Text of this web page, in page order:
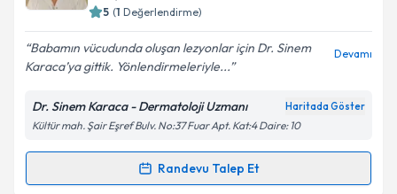
Kişisel verilerimin işlenmesine ilişkin
Aydınlatma
Metni'ni okudum ve kişisel verilerimin belirtilen
kapsamda işlenmesini kabul ediyorum.
5 (1 Değerlendirme)
Babamın vücudunda oluşan lezyonlar için Dr. Sinem
Karaca’ya gittik. Yönlendirmeleriyle...
Devamı
Dr. Sinem Karaca - Dermatoloji Uzmanı Haritada Göster
Kültür mah. Şair Eşref Bulv. No:37 Fuar Apt. Kat:4 Daire: 10
Randevu Talep Et
Randevu Takvimi Talebi